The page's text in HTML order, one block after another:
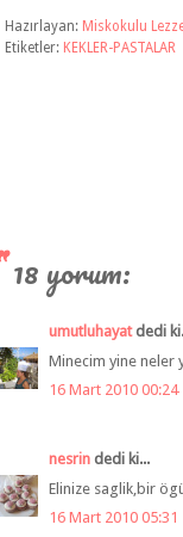
Hazırlayan: Miskokulu
Etiketler: KEKLER-PASTALAR
18 yorum:
umutluhayatdedi
Minecim yine neler
16 Mart 2010 00:24
nesrin dedi ki...
Elinize saglik,bir
16 Mart 2010 05:31